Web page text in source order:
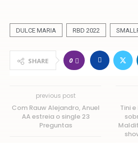
DULCE MARIA RBD 2022
SHARE 0
previous post
Com Rauw Alejandro, Anuel
AA estreia o single 23
Preguntas
Tini